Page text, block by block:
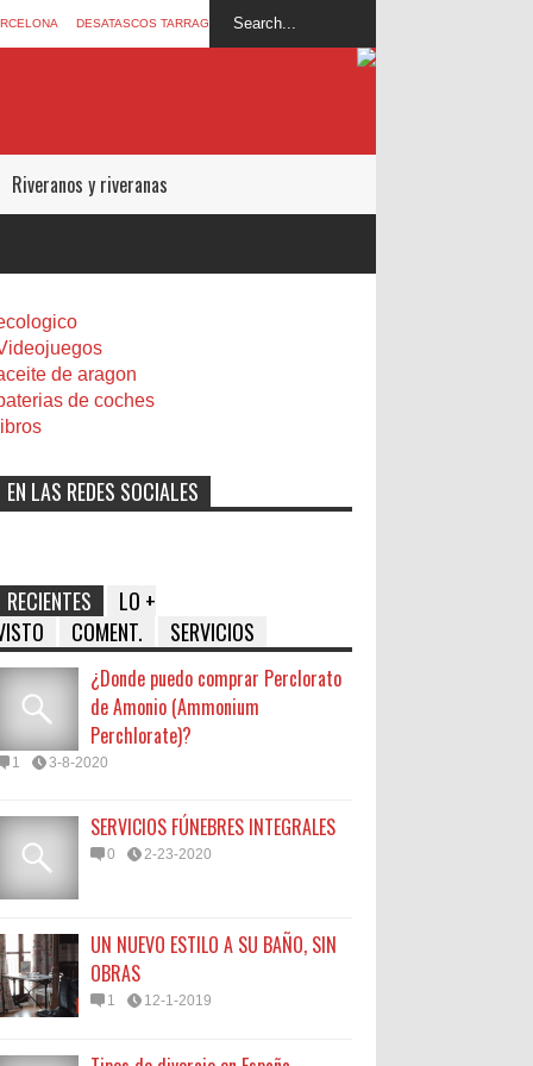
DESATASCOS TARRAGONA
Riveranos y riveranas
de aragon
de coches
libros
EN LAS REDES SOCIALES
RECIENTES
LO +
COMENT. SERVICIOS
¿Donde puedo comprar Perclorato
de Amonio (Ammonium
Perchlorate)?
1 3-8-2020
SERVICIOS FÚNEBRES INTEGRALES
0 2-23-2020
UN NUEVO ESTILO A SU BAÑO, SIN
OBRAS
1 12-1-2019